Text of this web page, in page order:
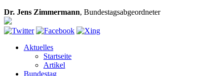
Dr. Jens Zimmermann, Bundestagsabgeordneter
Aktuelles
Startseite
Artikel
Bundestag